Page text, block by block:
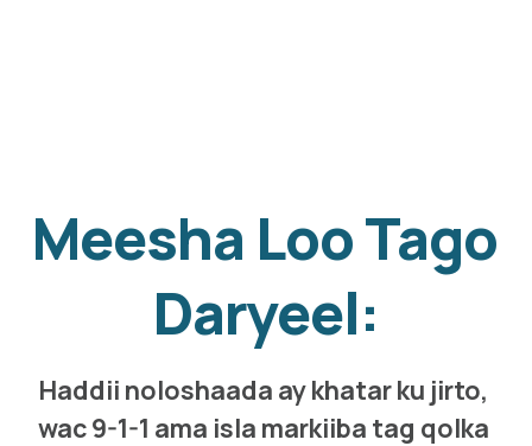
Meesha Loo Tago
Daryeel:
Haddii noloshaada ay khatar ku jirto,
wac 9-1-1 ama isla markiiba tag qolka